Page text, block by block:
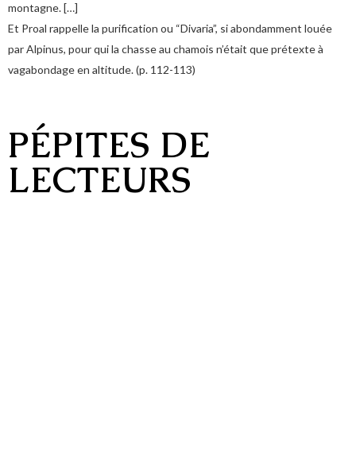
montagne. […]
Et Proal rappelle la purification ou “Divaria”, si abondamment louée
par Alpinus, pour qui la chasse au chamois n’était que prétexte à
vagabondage en altitude. (p. 112-113)
PÉPITES DE
LECTEURS